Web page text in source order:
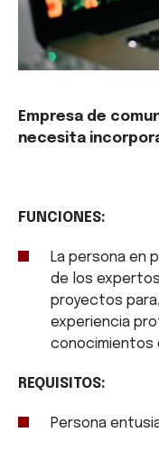
Empresa de
necesita
FUNCIONES:
La persona en
de los
proyectos
experiencia
conocimientos
REQUISITOS:
Persona